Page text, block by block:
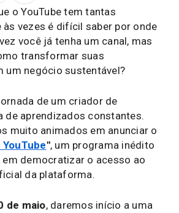
o YouTube tem tantas
vezes é difícil saber por onde
você já tenha um canal, mas
transformar suas
um negócio sustentável?
de um criador de
de aprendizados constantes.
muito animados em anunciar o
", um programa inédito
democratizar o acesso ao
da plataforma.
de maio, daremos início a uma